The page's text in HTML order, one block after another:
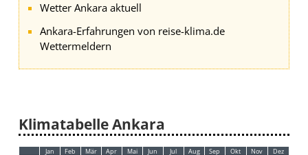
Wetter Ankara aktuell
Ankara-Erfahrungen von reise-klima.de
Wettermeldern
Klimatabelle Ankara
Jan Feb Mär Apr Mai Jun Jul Aug Sep Okt Nov Dez